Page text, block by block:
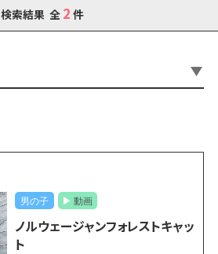
検索結果 全 2 件
ノルウェージャンフォレストキャッ
ト